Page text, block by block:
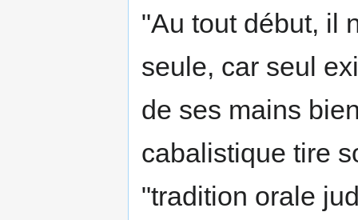
"Au tout début, il
seule, car seul
de ses mains
cabalistique tire
"tradition orale